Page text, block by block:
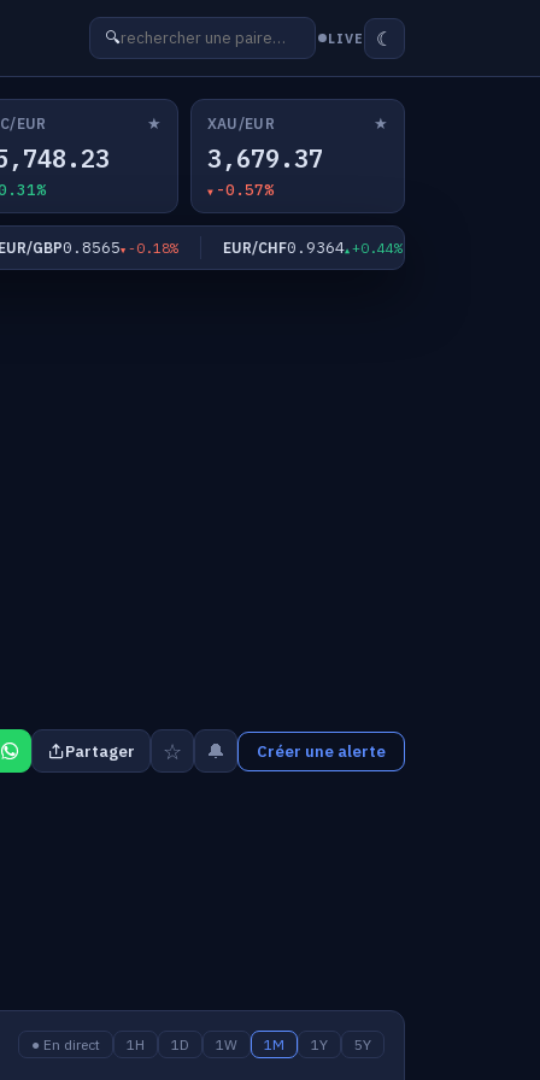
🔍 LIVE ☾
EUR ★ XAU/EUR ★
3,679.37
-0.57%
GBP0.8565 -0.18% EUR/CHF0.9364 +0.44%
Partager ☆ 🔔 Créer une alerte
● En direct 1H 1D 1W 1M 1Y 5Y